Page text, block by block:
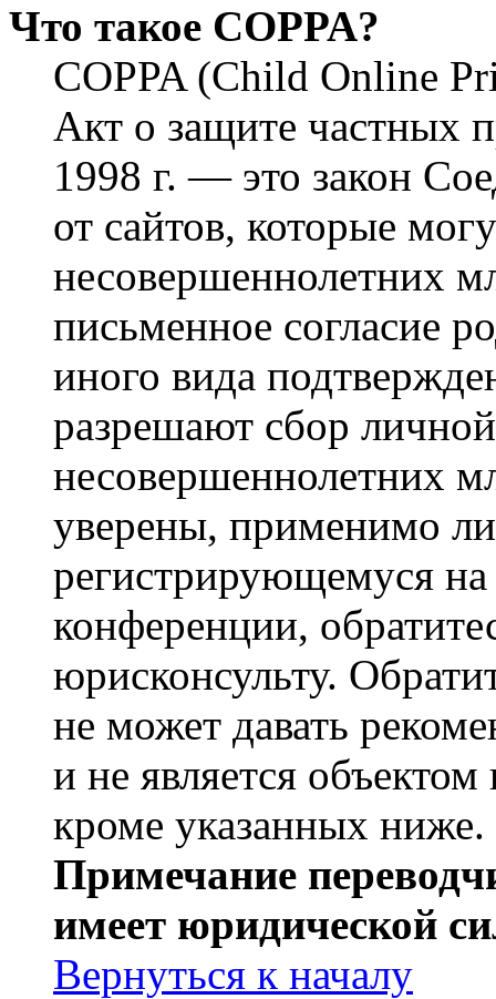
Что такое COPPA?
COPPA (Child Online
Акт о защите частных
1998 г. — это закон
от сайтов, которые
несовершеннолетних
письменное согласие
иного вида
разрешают сбор
несовершеннолетних
уверены, применимо
регистрирующемуся
конференции,
юрисконсульту.
не может давать
и не является
кроме указанных ниже.
Примечание
имеет юридической
Вернуться к началу